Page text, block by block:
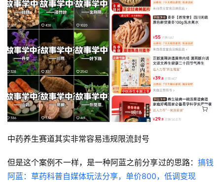
中药养生赛道其实非常容易违规限流封号
但是这个案例不一样，是一种阿蓝之前分享过的思路： 搞钱
阿蓝：草药科普自媒体玩法分享，单价800，低调变现